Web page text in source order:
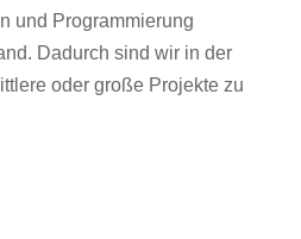
und Programmierung
Dadurch sind wir in der
oder große Projekte zu